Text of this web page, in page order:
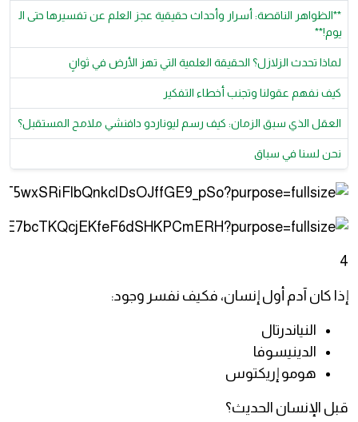
**الظواهر الناقصة: أسرار وأحداث حقيقية عجز العلم عن تفسيرها حتى ال
يوم!**
لماذا تحدث الزلازل؟ الحقيقة العلمية التي تهز الأرض في ثوانٍ
كيف نفهم عقولنا وتجنب أخطاء التفكير
العقل الذي سبق الزمان: كيف رسم ليوناردو دافنشي ملامح المستقبل؟
نحن لسنا في سباق
4
إذا كان آدم أول إنسان، فكيف نفسر وجود:
النياندرتال
الدينيسوفا
هومو إريكتوس
قبل الإنسان الحديث؟